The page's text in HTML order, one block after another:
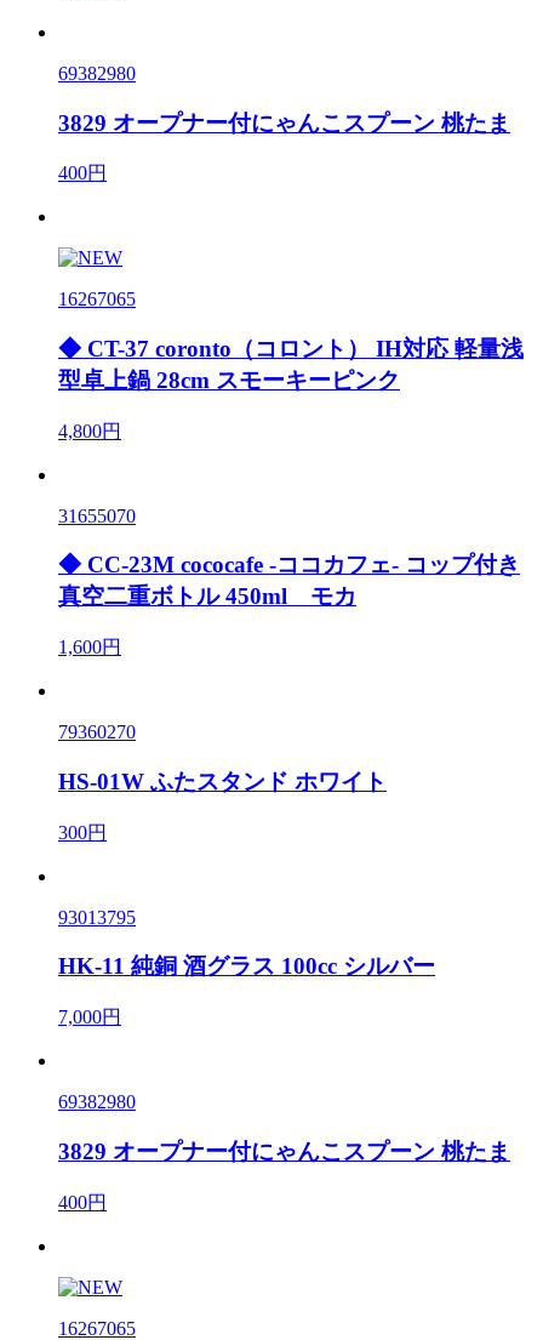
69382980
3829 オープナー付にゃんこスプーン 桃たま
400円
16267065
◆ CT-37 coronto（コロント） IH対応 軽量浅
型卓上鍋 28cm スモーキーピンク
4,800円
31655070
◆ CC-23M cococafe -ココカフェ- コップ付き
真空二重ボトル 450ml モカ
1,600円
79360270
HS-01W ふたスタンド ホワイト
300円
93013795
HK-11 純銅 酒グラス 100cc シルバー
7,000円
69382980
3829 オープナー付にゃんこスプーン 桃たま
400円
16267065